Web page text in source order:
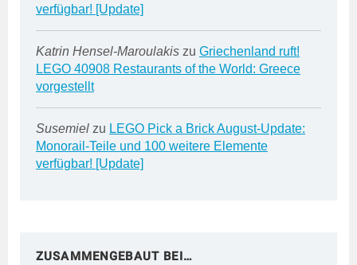
verfügbar! [Update]
Katrin Hensel-Maroulakis zu Griechenland ruft!
LEGO 40908 Restaurants of the World: Greece
vorgestellt
Susemiel zu LEGO Pick a Brick August-Update:
Monorail-Teile und 100 weitere Elemente
verfügbar! [Update]
ZUSAMMENGEBAUT BEI…